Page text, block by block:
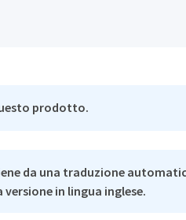
prodotto.
da una traduzione
in lingua inglese.